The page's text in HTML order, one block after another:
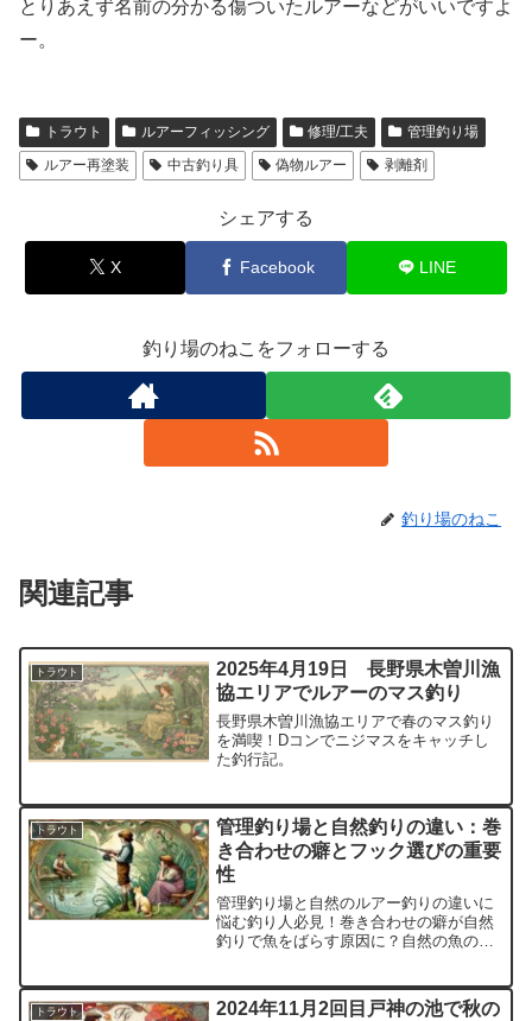
とりあえず名前の分かる傷ついたルアーなどがいいですよ
ー。
トラウト ルアーフィッシング 修理/工夫
管理釣り場
ルアー再塗装
中古釣り具 偽物ルアー 剥離剤
シェアする
X Facebook LINE
釣り場のねこをフォローする
釣り場のねこ
関連記事
トラウト
2025年4月19日 長野県木曽川漁
協エリアでルアーのマス釣り
長野県木曽川漁協エリアで春のマス釣り
を満喫！Dコンでニジマスをキャッチし
た釣行記。
トラウト
管理釣り場と自然釣りの違い：巻
き合わせの癖とフック選びの重要
性
管理釣り場と自然のルアー釣りの違いに
悩む釣り人必見！巻き合わせの癖が自然
釣りで魚をばらす原因に？自然の魚の口
トラウト
2024年11月2回目戸神の池で秋の